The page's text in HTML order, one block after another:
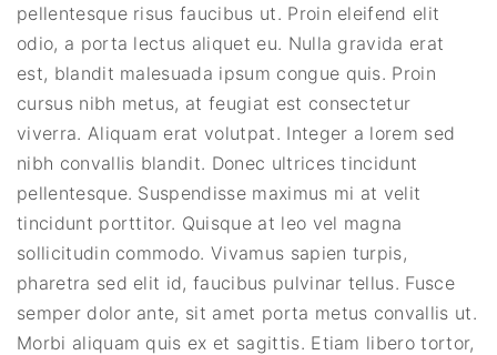
pellentesque risus faucibus ut. Proin eleifend elit
odio, a porta lectus aliquet eu. Nulla gravida erat
est, blandit malesuada ipsum congue quis. Proin
cursus nibh metus, at feugiat est consectetur
viverra. Aliquam erat volutpat. Integer a lorem sed
nibh convallis blandit. Donec ultrices tincidunt
pellentesque. Suspendisse maximus mi at velit
tincidunt porttitor. Quisque at leo vel magna
sollicitudin commodo. Vivamus sapien turpis,
pharetra sed elit id, faucibus pulvinar tellus. Fusce
semper dolor ante, sit amet porta metus convallis ut.
Morbi aliquam quis ex et sagittis. Etiam libero tortor,